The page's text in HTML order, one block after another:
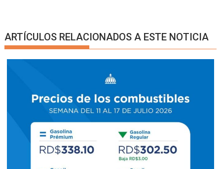
ARTÍCULOS RELACIONADOS A ESTE NOTICIA